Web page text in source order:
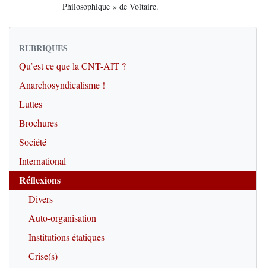
Philosophique » de Voltaire.
RUBRIQUES
Qu’est ce que la CNT-AIT ?
Anarchosyndicalisme !
Luttes
Brochures
Société
International
Réflexions
Divers
Auto-organisation
Institutions étatiques
Crise(s)